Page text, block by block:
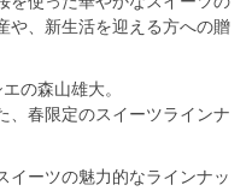
や、新生活を迎える方への贈
の森山雄大。
、春限定のスイーツラインナ
イーツの魅力的なラインナッ